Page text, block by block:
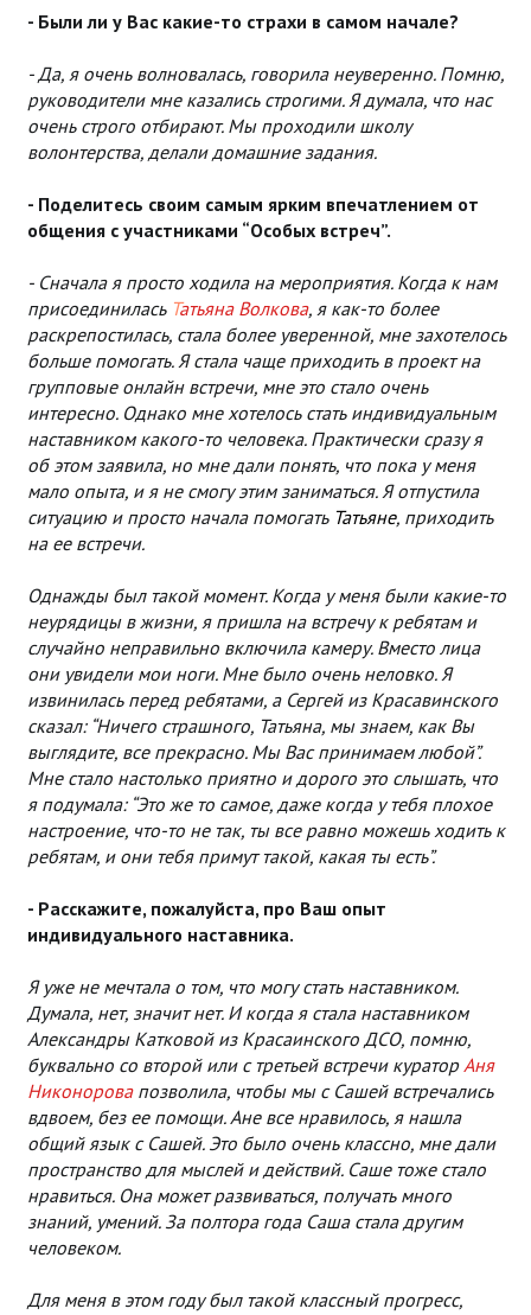
- Были ли у Вас какие-то страхи в самом начале?
- Да, я очень волновалась, говорила неуверенно. Помню,
руководители мне казались строгими. Я думала, что нас
очень строго отбирают. Мы проходили школу
волонтерства, делали домашние задания.
- Поделитесь своим самым ярким впечатлением от
общения с участниками “Особых встреч”.
- Сначала я просто ходила на мероприятия. Когда к нам
присоединилась Татьяна Волкова, я как-то более
раскрепостилась, стала более уверенной, мне захотелось
больше помогать. Я стала чаще приходить в проект на
групповые онлайн встречи, мне это стало очень
интересно. Однако мне хотелось стать индивидуальным
наставником какого-то человека. Практически сразу я
об этом заявила, но мне дали понять, что пока у меня
мало опыта, и я не смогу этим заниматься. Я отпустила
ситуацию и просто начала помогать Татьяне, приходить
на ее встречи.
Однажды был такой момент. Когда у меня были какие-то
неурядицы в жизни, я пришла на встречу к ребятам и
случайно неправильно включила камеру. Вместо лица
они увидели мои ноги. Мне было очень неловко. Я
извинилась перед ребятами, а Сергей из Красавинского
сказал: “Ничего страшного, Татьяна, мы знаем, как Вы
выглядите, все прекрасно. Мы Вас принимаем любой”.
Мне стало настолько приятно и дорого это слышать, что
я подумала: “Это же то самое, даже когда у тебя плохое
настроение, что-то не так, ты все равно можешь ходить к
ребятам, и они тебя примут такой, какая ты есть”.
- Расскажите, пожалуйста, про Ваш опыт
индивидуального наставника.
Я уже не мечтала о том, что могу стать наставником.
Думала, нет, значит нет. И когда я стала наставником
Александры Катковой из Красаинского ДСО, помню,
буквально со второй или с третьей встречи кураторАня
Никоноровапозволила, чтобы мы с Сашей встречались
вдвоем, без ее помощи. Ане все нравилось, я нашла
общий язык с Сашей. Это было очень классно, мне дали
пространство для мыслей и действий. Саше тоже стало
нравиться. Она может развиваться, получать много
знаний, умений. За полтора года Саша стала другим
человеком.
Для меня в этом году был такой классный прогресс,